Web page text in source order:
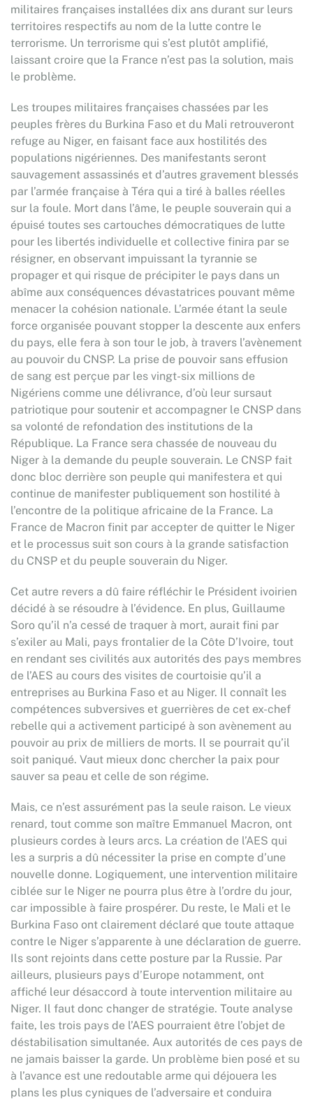
militaires françaises installées dix ans durant sur leurs
territoires respectifs au nom de la lutte contre le
terrorisme. Un terrorisme qui s’est plutôt amplifié,
laissant croire que la France n’est pas la solution, mais
le problème.
Les troupes militaires françaises chassées par les
peuples frères du Burkina Faso et du Mali retrouveront
refuge au Niger, en faisant face aux hostilités des
populations nigériennes. Des manifestants seront
sauvagement assassinés et d’autres gravement blessés
par l’armée française à Téra qui a tiré à balles réelles
sur la foule. Mort dans l’âme, le peuple souverain qui a
épuisé toutes ses cartouches démocratiques de lutte
pour les libertés individuelle et collective finira par se
résigner, en observant impuissant la tyrannie se
propager et qui risque de précipiter le pays dans un
abîme aux conséquences dévastatrices pouvant même
menacer la cohésion nationale. L’armée étant la seule
force organisée pouvant stopper la descente aux enfers
du pays, elle fera à son tour le job, à travers l’avènement
au pouvoir du CNSP. La prise de pouvoir sans effusion
de sang est perçue par les vingt-six millions de
Nigériens comme une délivrance, d’où leur sursaut
patriotique pour soutenir et accompagner le CNSP dans
sa volonté de refondation des institutions de la
République. La France sera chassée de nouveau du
Niger à la demande du peuple souverain. Le CNSP fait
donc bloc derrière son peuple qui manifestera et qui
continue de manifester publiquement son hostilité à
l’encontre de la politique africaine de la France. La
France de Macron finit par accepter de quitter le Niger
et le processus suit son cours à la grande satisfaction
du CNSP et du peuple souverain du Niger.
Cet autre revers a dû faire réfléchir le Président ivoirien
décidé à se résoudre à l’évidence. En plus, Guillaume
Soro qu’il n’a cessé de traquer à mort, aurait fini par
s’exiler au Mali, pays frontalier de la Côte D’Ivoire, tout
en rendant ses civilités aux autorités des pays membres
de l’AES au cours des visites de courtoisie qu’il a
entreprises au Burkina Faso et au Niger. Il connaît les
compétences subversives et guerrières de cet ex-chef
rebelle qui a activement participé à son avènement au
pouvoir au prix de milliers de morts. Il se pourrait qu’il
soit paniqué. Vaut mieux donc chercher la paix pour
sauver sa peau et celle de son régime.
Mais, ce n’est assurément pas la seule raison. Le vieux
renard, tout comme son maître Emmanuel Macron, ont
plusieurs cordes à leurs arcs. La création de l’AES qui
les a surpris a dû nécessiter la prise en compte d’une
nouvelle donne. Logiquement, une intervention militaire
ciblée sur le Niger ne pourra plus être à l’ordre du jour,
car impossible à faire prospérer. Du reste, le Mali et le
Burkina Faso ont clairement déclaré que toute attaque
contre le Niger s’apparente à une déclaration de guerre.
Ils sont rejoints dans cette posture par la Russie. Par
ailleurs, plusieurs pays d’Europe notamment, ont
affiché leur désaccord à toute intervention militaire au
Niger. Il faut donc changer de stratégie. Toute analyse
faite, les trois pays de l’AES pourraient être l’objet de
déstabilisation simultanée. Aux autorités de ces pays de
ne jamais baisser la garde. Un problème bien posé et su
à l’avance est une redoutable arme qui déjouera les
plans les plus cyniques de l’adversaire et conduira